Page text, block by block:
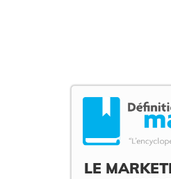
LE